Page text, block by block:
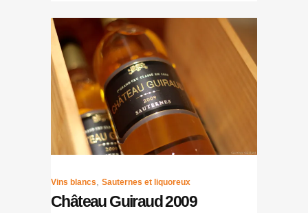
Vins blancs Sauternes et liquoreux
Château Guiraud 2009